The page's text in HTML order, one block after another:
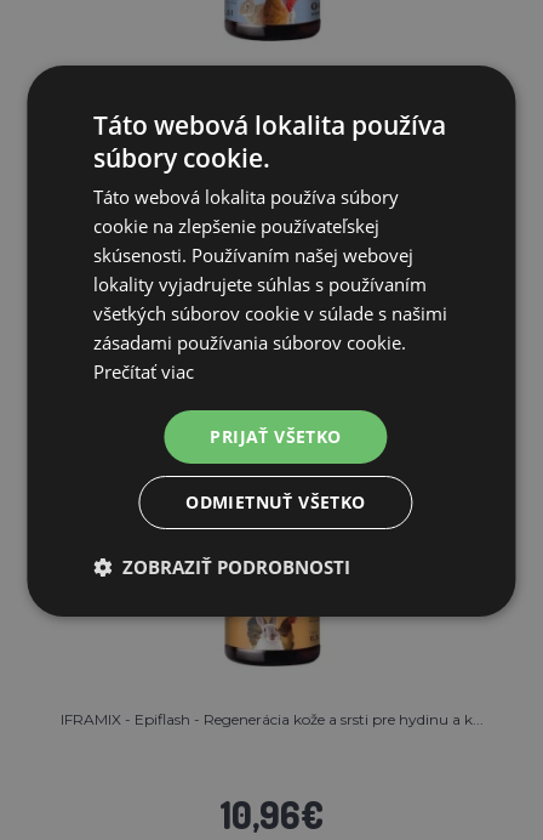
10,48€
SKLADOM
PRIDAŤ DO KOŠÍKA
IFRAMIX - Epiflash - Regenerácia kože a srsti pre hydinu a k...
10,96€
Táto webová lokalita používa
súbory cookie.
Táto webová lokalita používa súbory
cookie na zlepšenie používateľskej
skúsenosti. Používaním našej webovej
lokality vyjadrujete súhlas s používaním
všetkých súborov cookie v súlade s našimi
zásadami používania súborov cookie.
Prečítať viac
PRIJAŤ VŠETKO
ODMIETNUŤ VŠETKO
ZOBRAZIŤ PODROBNOSTI